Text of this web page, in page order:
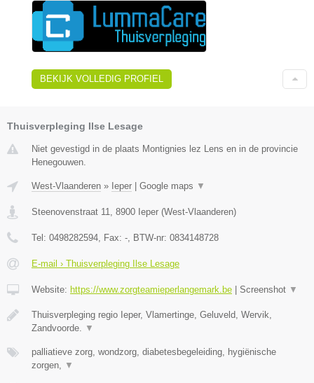
BEKIJK VOLLEDIG PROFIEL
Thuisverpleging Ilse Lesage
Niet gevestigd in de plaats Montignies lez Lens en in de provincie
Henegouwen.
West-Vlaanderen » Ieper Google maps ▼
Steenovenstraat 11, 8900 Ieper (West-Vlaanderen)
Tel: 0498282594, Fax: -, BTW-nr: 0834148728
E-mail › Thuisverpleging Ilse Lesage
Website: https://www.zorgteamieperlangemark.be Screenshot ▼
Thuisverpleging regio Ieper, Vlamertinge, Geluveld, Wervik,
Zandvoorde. ▼
palliatieve zorg, wondzorg, diabetesbegeleiding, hygiënische
zorgen, ▼